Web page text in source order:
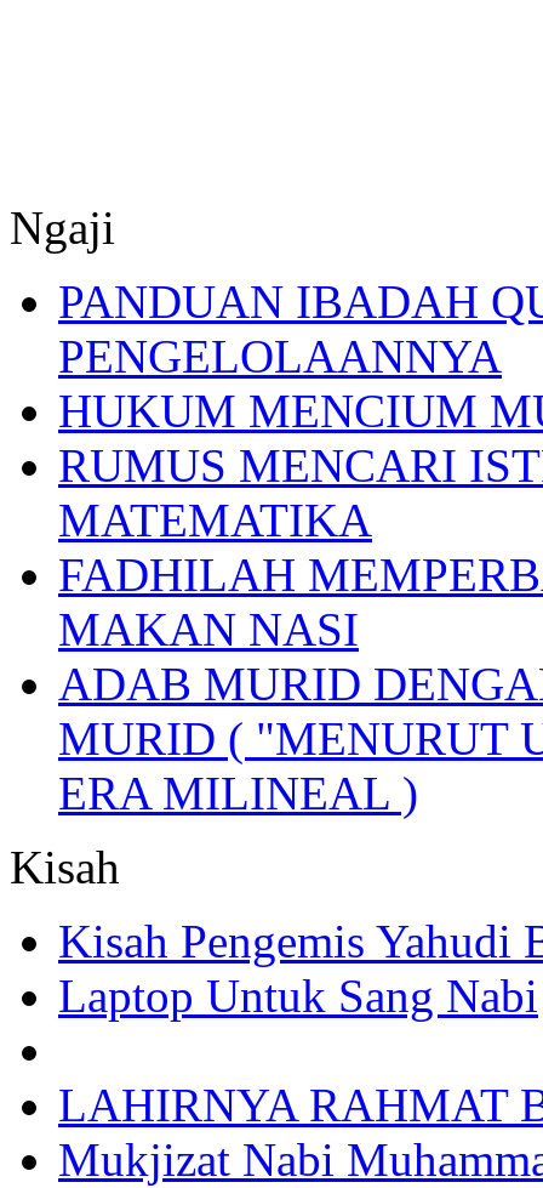
Ngaji
PANDUAN IBADAH
PENGELOLAANNYA
HUKUM MENCIUM
RUMUS MENCARI
MATEMATIKA
FADHILAH
MAKAN NASI
ADAB MURID
MURID ( "MENURUT
ERA MILINEAL )
Kisah
Kisah Pengemis Yahudi
Laptop Untuk Sang Nabi
LAHIRNYA RAHMAT
Mukjizat Nabi